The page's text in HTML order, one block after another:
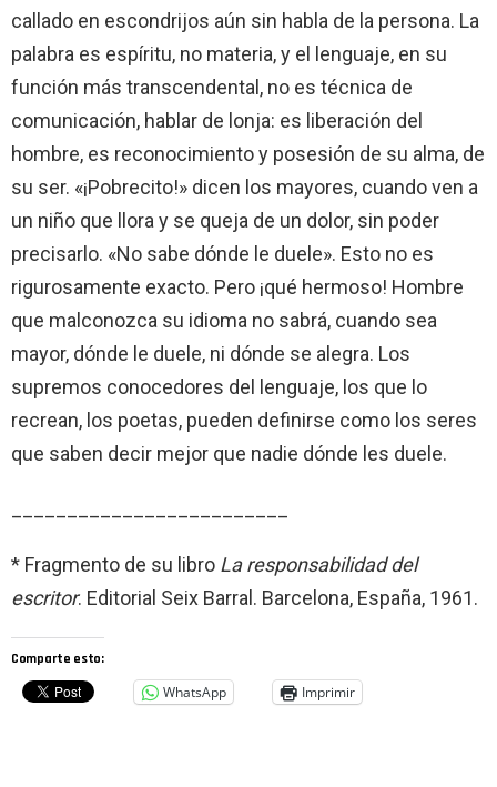
callado en escondrijos aún sin habla de la persona. La
palabra es espíritu, no materia, y el lenguaje, en su
función más transcendental, no es técnica de
comunicación, hablar de lonja: es liberación del
hombre, es reconocimiento y posesión de su alma, de
su ser. «¡Pobrecito!» dicen los mayores, cuando ven a
un niño que llora y se queja de un dolor, sin poder
precisarlo. «No sabe dónde le duele». Esto no es
rigurosamente exacto. Pero ¡qué hermoso! Hombre
que malconozca su idioma no sabrá, cuando sea
mayor, dónde le duele, ni dónde se alegra. Los
supremos conocedores del lenguaje, los que lo
recrean, los poetas, pueden definirse como los seres
que saben decir mejor que nadie dónde les duele.
* Fragmento de su libro La responsabilidad del
escritor. Editorial Seix Barral. Barcelona, España, 1961.
Comparte esto:
WhatsApp Imprimir